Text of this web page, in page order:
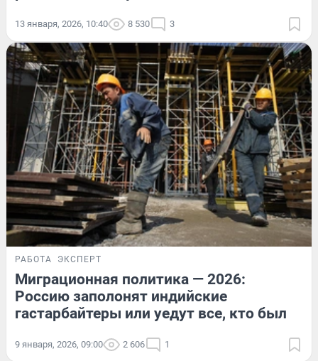
13 января, 2026, 10:40 8 530 3
РАБОТА ЭКСПЕРТ
Миграционная политика — 2026:
Россию заполонят индийские
гастарбайтеры или уедут все, кто был
9 января, 2026, 09:00 2 606 1